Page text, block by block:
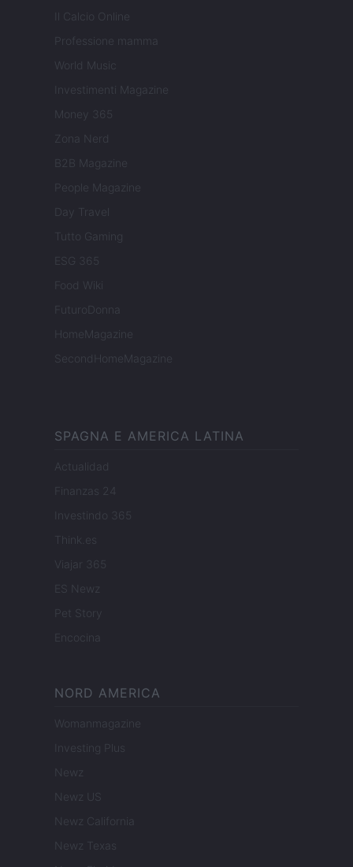
Il Calcio Online
Professione mamma
World Music
Investimenti Magazine
Money 365
Zona Nerd
B2B Magazine
People Magazine
Day Travel
Tutto Gaming
ESG 365
Food Wiki
FuturoDonna
HomeMagazine
SecondHomeMagazine
SPAGNA E AMERICA LATINA
Actualidad
Finanzas 24
Investindo 365
Think.es
Viajar 365
ES Newz
Pet Story
Encocina
NORD AMERICA
Womanmagazine
Investing Plus
Newz
Newz US
Newz California
Newz Texas